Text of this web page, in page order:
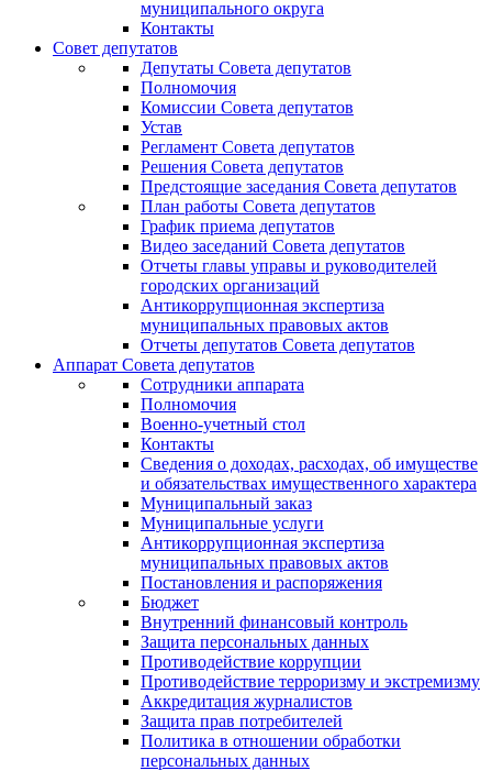
муниципального округа
Контакты
Совет депутатов
Депутаты Совета депутатов
Полномочия
Комиссии Совета депутатов
Устав
Регламент Совета депутатов
Решения Совета депутатов
Предстоящие заседания Совета депутатов
План работы Совета депутатов
График приема депутатов
Видео заседаний Совета депутатов
Отчеты главы управы и руководителей
городских организаций
Антикоррупционная экспертиза
муниципальных правовых актов
Отчеты депутатов Совета депутатов
Аппарат Совета депутатов
Сотрудники аппарата
Полномочия
Военно-учетный стол
Контакты
Сведения о доходах, расходах, об имуществе
и обязательствах имущественного характера
Муниципальный заказ
Муниципальные услуги
Антикоррупционная экспертиза
муниципальных правовых актов
Постановления и распоряжения
Бюджет
Внутренний финансовый контроль
Защита персональных данных
Противодействие коррупции
Противодействие терроризму и экстремизму
Аккредитация журналистов
Защита прав потребителей
Политика в отношении обработки
персональных данных